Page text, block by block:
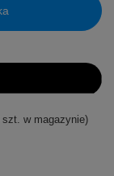
szt. w magazynie)